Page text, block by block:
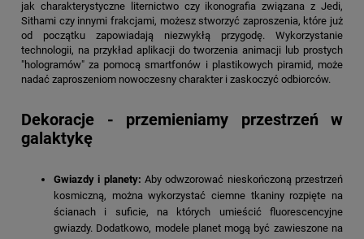
jak charakterystyczne liternictwo czy ikonografia związana z Jedi,
Sithami czy innymi frakcjami, możesz stworzyć zaproszenia, które już
od początku zapowiadają niezwykłą przygodę. Wykorzystanie
technologii, na przykład aplikacji do tworzenia animacji lub prostych
"hologramów" za pomocą smartfonów i plastikowych piramid, może
nadać zaproszeniom nowoczesny charakter i zaskoczyć odbiorców.
Dekoracje - przemieniamy przestrzeń w
galaktykę
Gwiazdy i planety: Aby odwzorować nieskończoną przestrzeń
kosmiczną, można wykorzystać ciemne tkaniny rozpięte na
ścianach i suficie, na których umieścić fluorescencyjne
gwiazdy. Dodatkowo, modele planet mogą być zawieszone na